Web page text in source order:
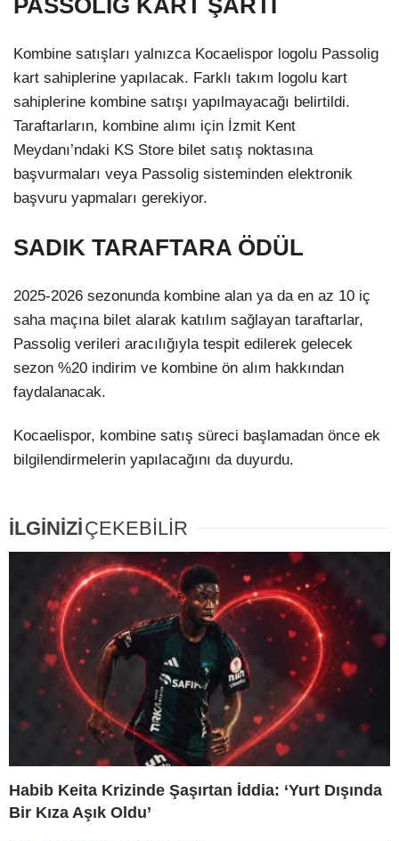
PASSOLİG KART ŞARTI
Kombine satışları yalnızca Kocaelispor logolu Passolig
kart sahiplerine yapılacak. Farklı takım logolu kart
sahiplerine kombine satışı yapılmayacağı belirtildi.
Taraftarların, kombine alımı için İzmit Kent
Meydanı’ndaki KS Store bilet satış noktasına
başvurmaları veya Passolig sisteminden elektronik
başvuru yapmaları gerekiyor.
SADIK TARAFTARA ÖDÜL
2025-2026 sezonunda kombine alan ya da en az 10 iç
saha maçına bilet alarak katılım sağlayan taraftarlar,
Passolig verileri aracılığıyla tespit edilerek gelecek
sezon %20 indirim ve kombine ön alım hakkından
faydalanacak.
Kocaelispor, kombine satış süreci başlamadan önce ek
bilgilendirmelerin yapılacağını da duyurdu.
İLGİNİZİÇEKEBİLİR
Habib Keita Krizinde Şaşırtan İddia: ‘Yurt Dışında
Bir Kıza Aşık Oldu’